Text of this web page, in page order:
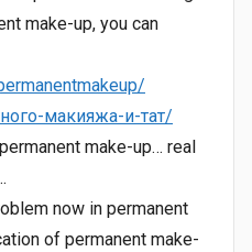
make-up, you can
макияжа-и-тат/
make-up… real
now in permanent
of permanent make-